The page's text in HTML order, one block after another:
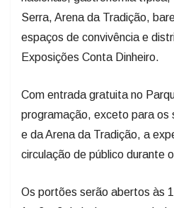
espaços de convivência e
Exposições Conta Dinheiro.
programação, exceto para os
e da Arena da Tradição, a
circulação de público durante
1º, 2 e 3 de junho, e a partir